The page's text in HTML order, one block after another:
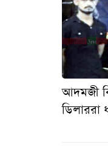
আদমজী
ডিলাররা